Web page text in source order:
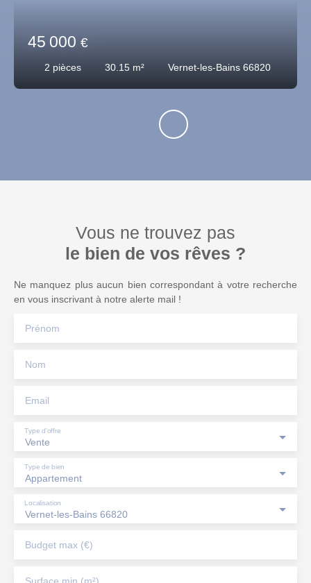
45 000 €
2 pièces 30.15 m² Vernet-les-Bains 66820
Vous ne trouvez pas
le bien de vos rêves ?
Ne manquez plus aucun bien correspondant à votre recherche
en vous inscrivant à notre alerte mail !
Prénom
Nom
Email
Vente
Type d'offre
Appartement
Type de bien
Vernet-les-Bains 66820
Localisation
Budget max (€)
Surface min (m²)